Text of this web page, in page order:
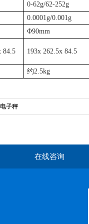
0-62g/62-252g
0.0001g/0.001g
Φ90mm
84.5 193x 262.5x 84.5
约2.5kg
子秤
在线咨询